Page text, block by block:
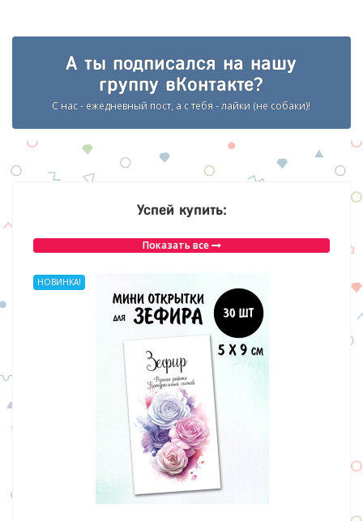
А ты подписался на нашу
группу вКонтакте?
С нас - ежедневный пост, а с тебя - лайки (не собаки)!
Успей купить:
Показать все
НОВИНКА!